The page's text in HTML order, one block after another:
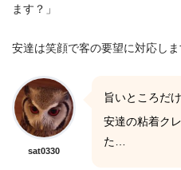
ます？」
安達は笑顔で客の要望に対応しま
sat0330
旨いところだ
安達の粘着ク
た…